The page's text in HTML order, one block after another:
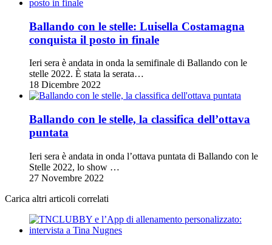
Ballando con le stelle: Luisella Costamagna
conquista il posto in finale
Ieri sera è andata in onda la semifinale di Ballando con le
stelle 2022. È stata la serata…
18 Dicembre 2022
Ballando con le stelle, la classifica dell’ottava
puntata
Ieri sera è andata in onda l’ottava puntata di Ballando con le
Stelle 2022, lo show …
27 Novembre 2022
Carica altri articoli correlati